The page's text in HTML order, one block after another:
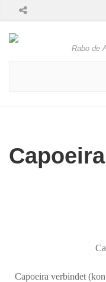
Rabo de
Capoeira verbindet